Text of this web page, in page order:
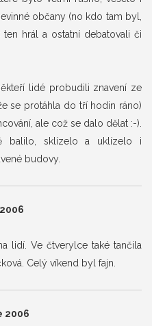
občany (no kdo tam byl,
hrál a ostatní debatovali či
lidé probudili znavení ze
se protáhla do tří hodin ráno)
ale což se dalo dělat :-).
balilo, sklízelo a uklízelo i
budovy.
lidí. Ve čtverylce také tančila
Celý víkend byl fajn.
2006